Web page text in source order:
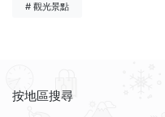
# 觀光景點
按地區搜尋